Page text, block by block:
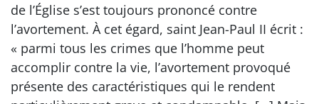
de l’Église s’est toujours prononcé contre
l’avortement. À cet égard, saint Jean-Paul II écrit :
« parmi tous les crimes que l’homme peut
accomplir contre la vie, l’avortement provoqué
présente des caractéristiques qui le rendent